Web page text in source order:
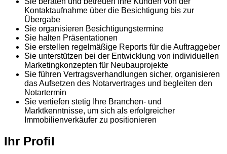
Kontaktaufnahme über die Besichtigung bis zur
Übergabe
Sie organisieren Besichtigungstermine
Sie halten Präsentationen
Sie erstellen regelmäßige Reports für die Auftraggeber
Sie unterstützen bei der Entwicklung von individuellen
Marketingkonzepten für Neubauprojekte
Sie führen Vertragsverhandlungen sicher, organisieren
das Aufsetzen des Notarvertrages und begleiten den
Notartermin
Sie vertiefen stetig Ihre Branchen- und
Marktkenntnisse, um sich als erfolgreicher
Immobilienverkäufer zu positionieren
Ihr Profil